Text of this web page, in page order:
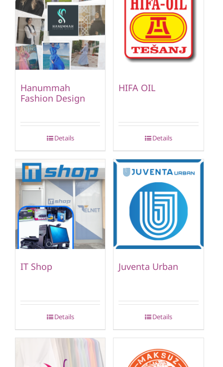
Hanummah
Fashion Design
Details
HIFA OIL
Details
IT Shop
Details
Juventa Urban
Details